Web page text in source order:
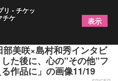
キしていた』秋場清之×
美咲×島村和秀インタビ
た後に、心の”その他”フ
作品に」の画像11/19
リ - チケッ
チケ 表示